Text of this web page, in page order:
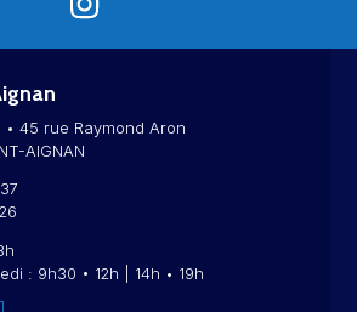
45 rue Raymond Aron
AIGNAN
: 9h30 • 12h | 14h • 19h